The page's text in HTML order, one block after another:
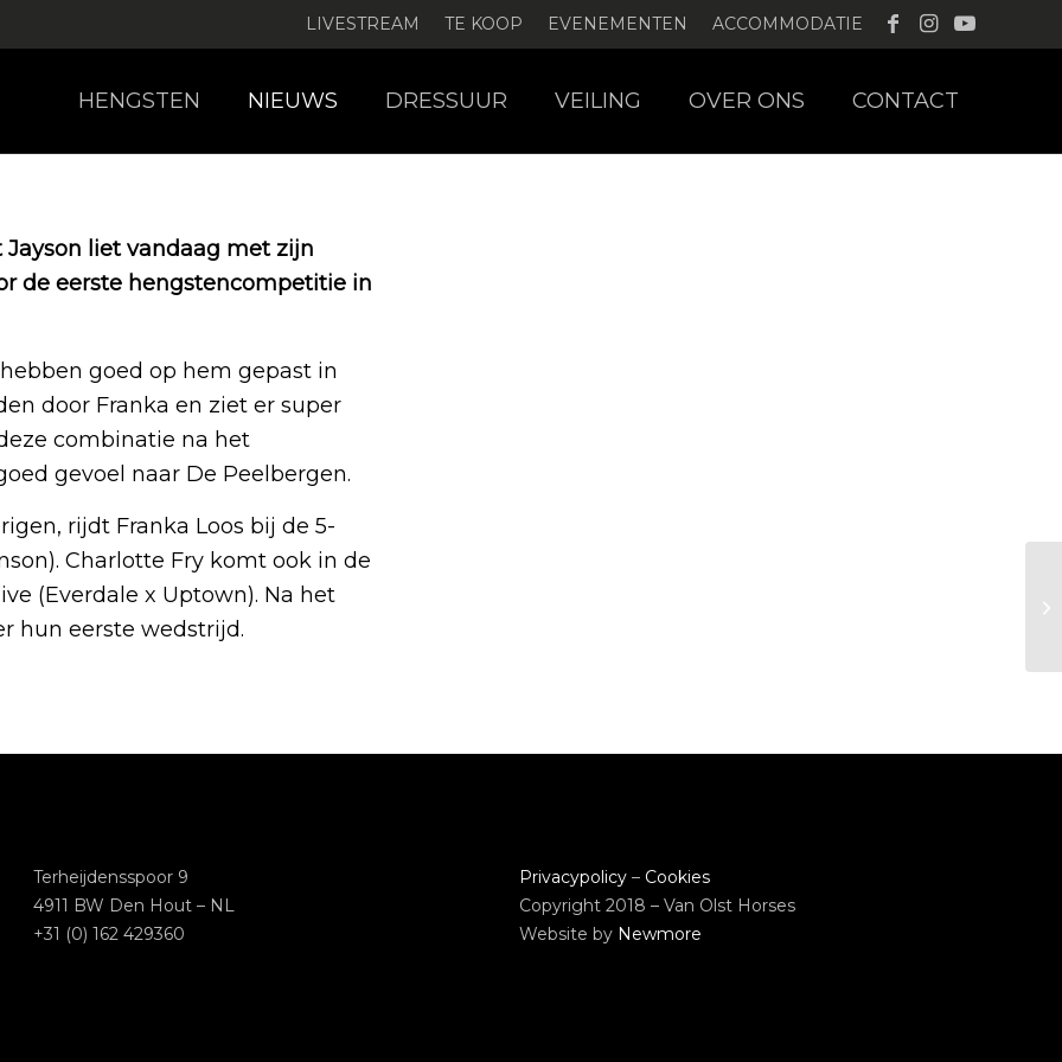
LIVESTREAM TE KOOP EVENEMENTEN ACCOMMODATIE
HENGSTEN NIEUWS DRESSUUR VEILING OVER ONS CONTACT
liet vandaag met zijn
de eerste hengstencompetitie in
goed op hem gepast in
door Franka en ziet er super
combinatie na het
gevoel naar De Peelbergen.
rijdt Franka Loos bij de 5-
Charlotte Fry komt ook in de
(Everdale x Uptown). Na het
hun eerste wedstrijd.
Terheijdensspoor 9
4911 BW Den Hout – NL
+31 (0) 162 429360
Privacypolicy– Cookies
Copyright 2018 – Van Olst Horses
Website by Newmore